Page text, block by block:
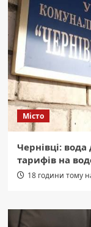
Місто
Чернівці:
тарифів на
18 години тому